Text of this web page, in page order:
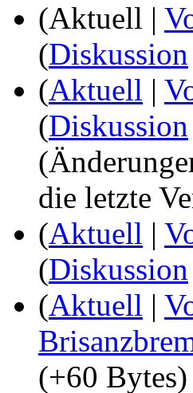
(Aktuell |
(Diskussion
(Aktuell |
(Diskussion
die letzte
(Aktuell |
(Diskussion
(Aktuell |
(+60 Bytes)